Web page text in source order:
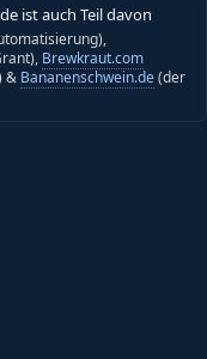
ist auch Teil davon
Brewkraut.com
& Bananenschwein.de(der